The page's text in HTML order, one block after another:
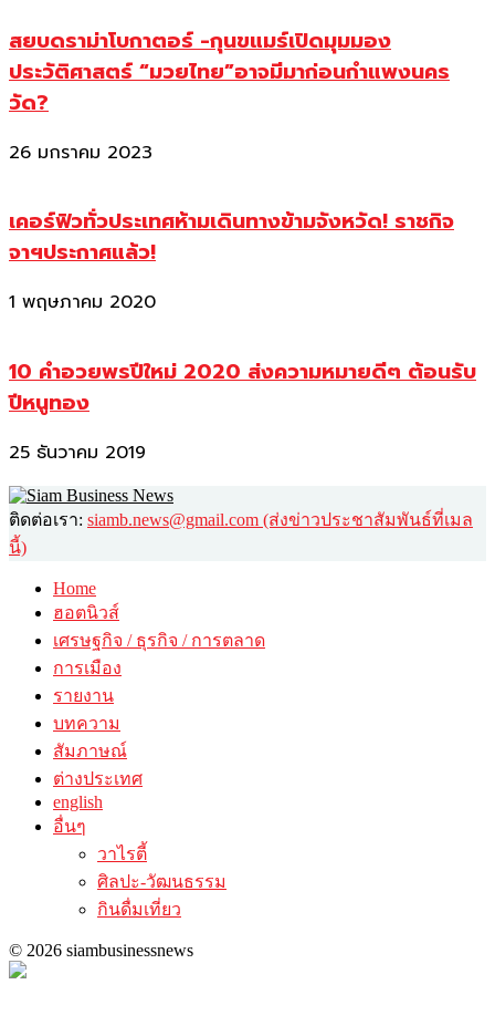
สยบดราม่าโบกาตอร์ -กุนขแมร์เปิดมุมมอง
ประวัติศาสตร์ “มวยไทย”อาจมีมาก่อนกำแพงนคร
วัด?
26 มกราคม 2023
เคอร์ฟิวทั่วประเทศห้ามเดินทางข้ามจังหวัด! ราชกิจ
จาฯประกาศแล้ว!
1 พฤษภาคม 2020
10 คำอวยพรปีใหม่ 2020 ส่งความหมายดีๆ ต้อนรับ
ปีหนูทอง
25 ธันวาคม 2019
ติดต่อเรา: siamb.news@gmail.com (ส่งข่าวประชาสัมพันธ์ที่เมล
นี้)
Home
ฮอตนิวส์
เศรษฐกิจ / ธุรกิจ / การตลาด
การเมือง
รายงาน
บทความ
สัมภาษณ์
ต่างประเทศ
english
อื่นๆ
วาไรตี้
ศิลปะ-วัฒนธรรม
กินดื่มเที่ยว
© 2026 siambusinessnews